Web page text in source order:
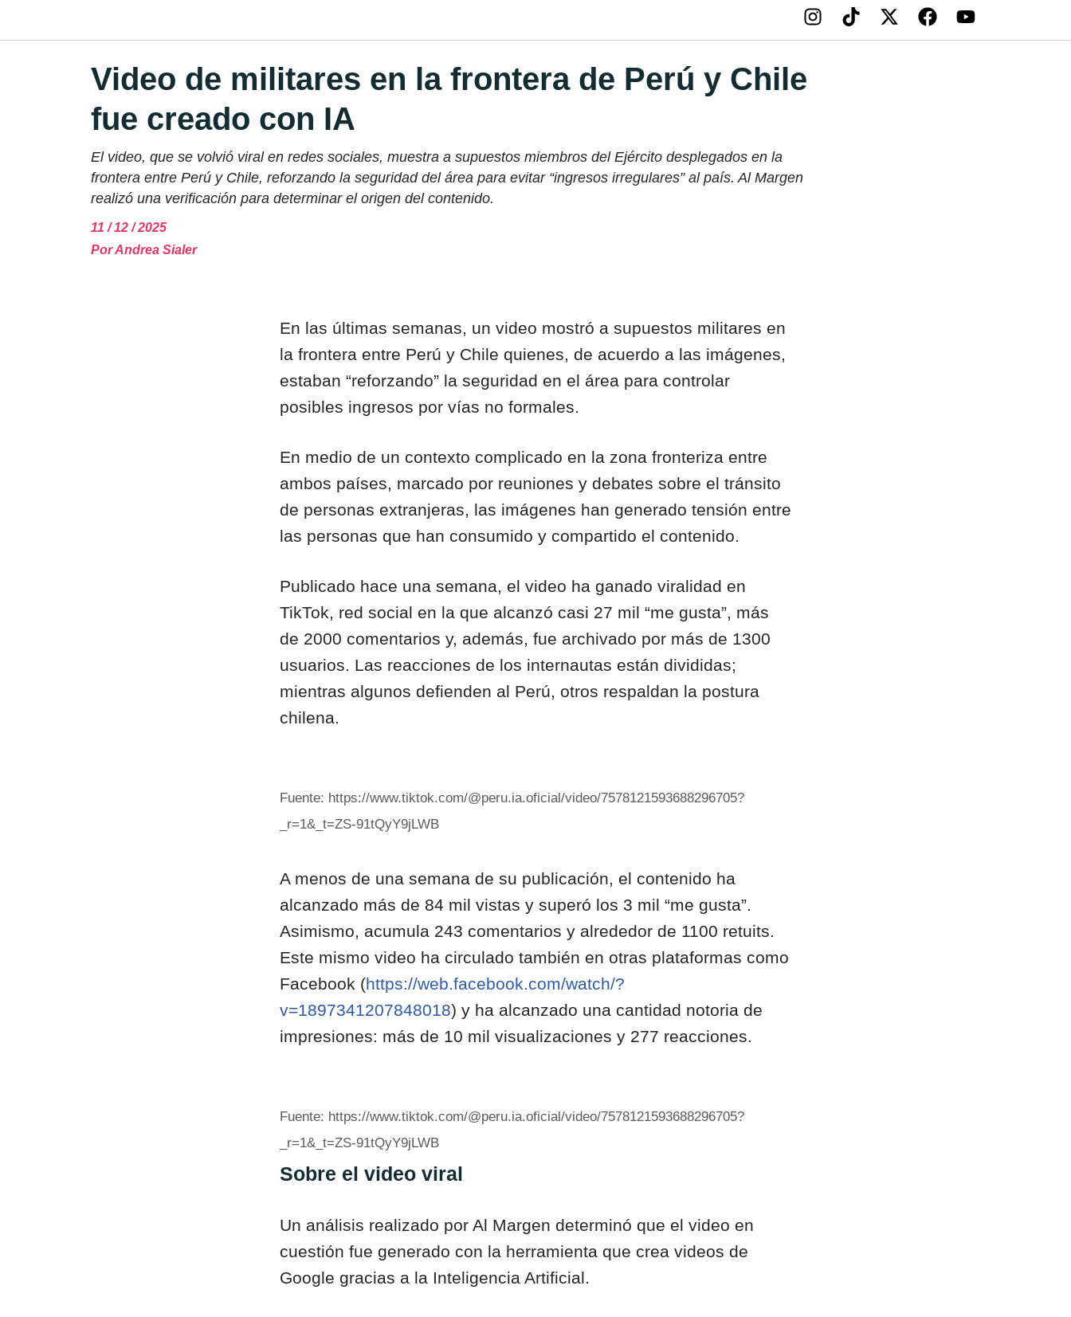
Video de militares en la frontera de Perú y Chile
fue creado con IA
El video, que se volvió viral en redes sociales, muestra a supuestos miembros del Ejército desplegados en la
frontera entre Perú y Chile, reforzando la seguridad del área para evitar “ingresos irregulares” al país. Al Margen
realizó una verificación para determinar el origen del contenido.
11 / 12 / 2025
PorAndrea Sialer
En las últimas semanas, un video mostró a supuestos militares en
la frontera entre Perú y Chile quienes, de acuerdo a las imágenes,
estaban “reforzando” la seguridad en el área para controlar
posibles ingresos por vías no formales.
En medio de un contexto complicado en la zona fronteriza entre
ambos países, marcado por reuniones y debates sobre el tránsito
de personas extranjeras, las imágenes han generado tensión entre
las personas que han consumido y compartido el contenido.
Publicado hace una semana, el video ha ganado viralidad en
TikTok, red social en la que alcanzó casi 27 mil “me gusta”, más
de 2000 comentarios y, además, fue archivado por más de 1300
usuarios. Las reacciones de los internautas están divididas;
mientras algunos defienden al Perú, otros respaldan la postura
chilena.
Fuente: https://www.tiktok.com/@peru.ia.oficial/video/7578121593688296705?
_r=1&_t=ZS-91tQyY9jLWB
A menos de una semana de su publicación, el contenido ha
alcanzado más de 84 mil vistas y superó los 3 mil “me gusta”.
Asimismo, acumula 243 comentarios y alrededor de 1100 retuits.
Este mismo video ha circulado también en otras plataformas como
Facebook (https://web.facebook.com/watch/?
v=1897341207848018) y ha alcanzado una cantidad notoria de
impresiones: más de 10 mil visualizaciones y 277 reacciones.
Fuente: https://www.tiktok.com/@peru.ia.oficial/video/7578121593688296705?
_r=1&_t=ZS-91tQyY9jLWB
Sobre el video viral
Un análisis realizado por Al Margen determinó que el video en
cuestión fue generado con la herramienta que crea videos de
Google gracias a la Inteligencia Artificial.